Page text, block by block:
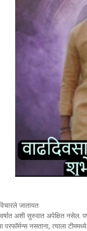
जातायत
अशी सुरुवात अपेक्षित नसेल.
परफॉर्मन्स नसताना, त्याला